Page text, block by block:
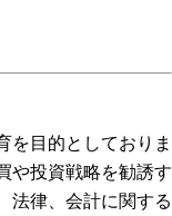
を目的としておりま
や投資戦略を勧誘す
法律、会計に関する